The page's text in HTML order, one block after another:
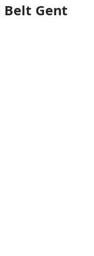
Belt Gent